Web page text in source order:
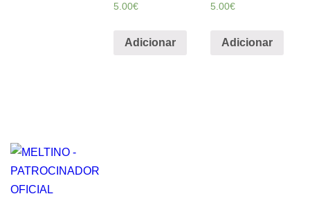
5.00€
Adicionar
5.00€
Adicionar